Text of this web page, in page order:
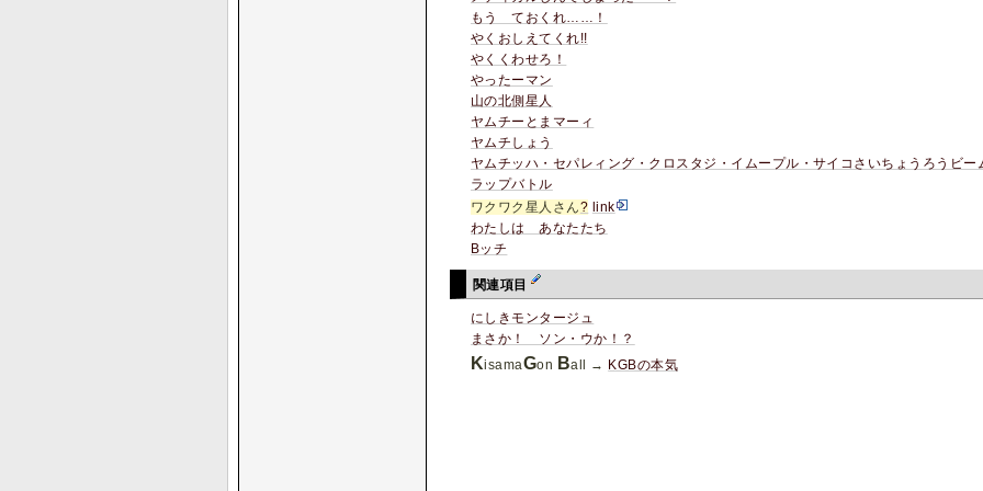
もう ておくれ……！
やくおしえてくれ!!
やくくわせろ！
やったーマン
山の北側星人
ヤムチーとまマーィ
ヤムチしょう
ヤムチッハ・セパレィング・クロスタジ・イムープル・サイコさいちょうろうビー
ラップバトル
ワクワク星人さん? link
わたしは あなたたち
Bッチ
関連項目
にしきモンタージュ
まさか！ ソン・ウか！？
KisamaGon Ball → KGBの本気